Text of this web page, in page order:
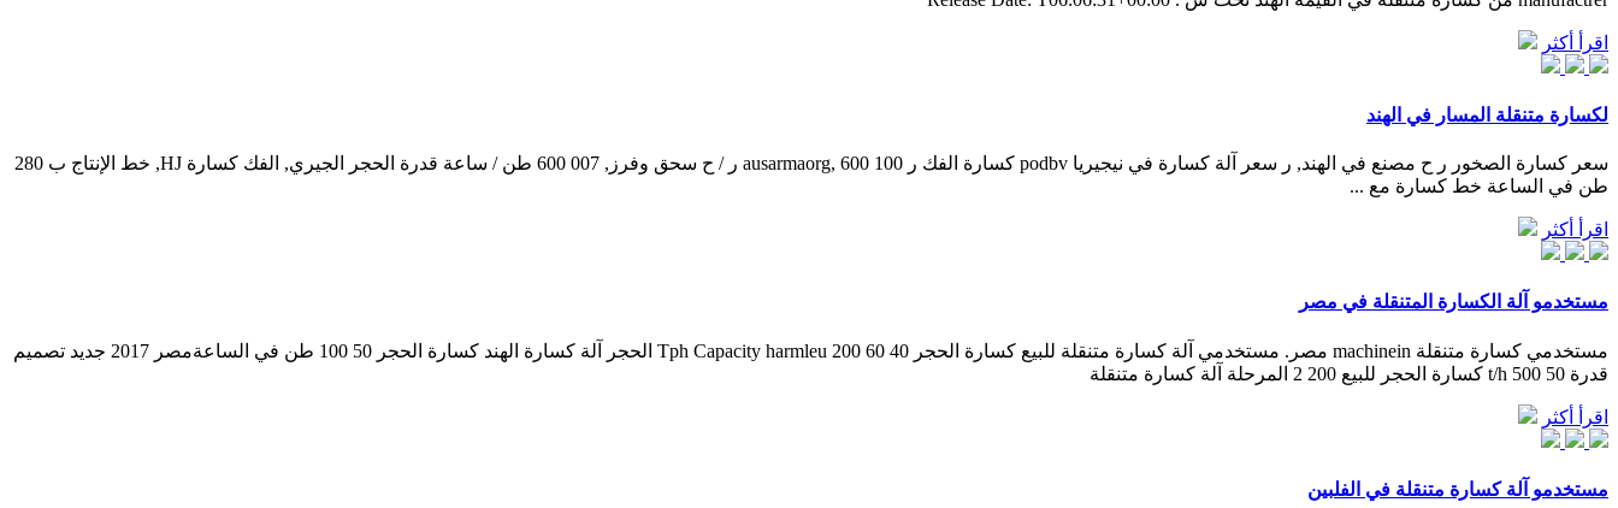
اقرأ أكثر
لكسارة متنقلة المسار في الهند
سعر كسارة الصخور ر ح مصنع في الهند, ر سعر آلة كسارة في نيجيريا podbv كسارة الفك ر 100 ausarmaorg, 600 ر / ح سحق وفرز, 007 600 طن / ساعة قدرة الحجر الجيري, الفك كسارة HJ, خط الإنتاج ب 280
طن في الساعة خط كسارة مع ...
اقرأ أكثر
مستخدمو آلة الكسارة المتنقلة في مصر
مستخدمي كسارة متنقلة machinein مصر. مستخدمي آلة كسارة متنقلة للبيع كسارة الحجر 40 60 Tph Capacity harmleu 200 الحجر آلة كسارة الهند كسارة الحجر 50 100 طن في الساعةمصر 2017 جديد تصميم
قدرة 50 500 t/h كسارة الحجر للبيع 200 2 المرحلة آلة كسارة متنقلة
اقرأ أكثر
مستخدمو آلة كسارة متنقلة في الفلبين